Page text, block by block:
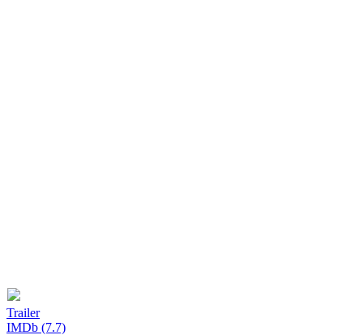
Trailer
IMDb (7.7)